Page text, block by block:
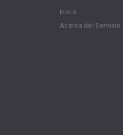
Inicio
Acerca del Servicio